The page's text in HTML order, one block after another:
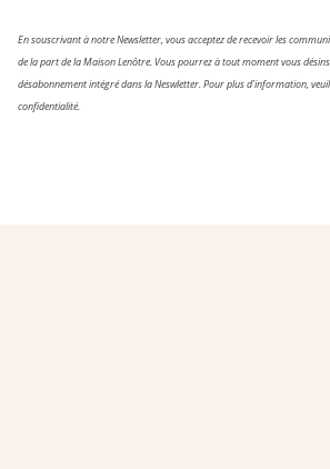
En souscrivant à notre Newsletter, vous acceptez de recevoir les
de la part de la Maison Lenôtre. Vous pourrez à tout moment vous
désabonnement intégré dans la Neswletter. Pour plus d’information,
confidentialité.